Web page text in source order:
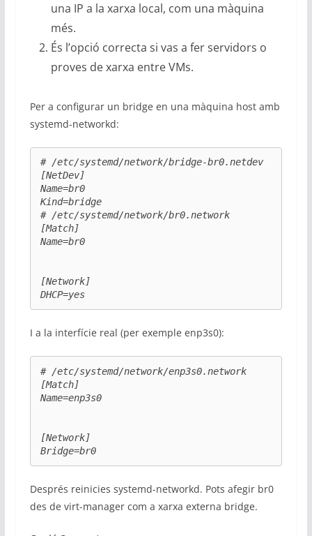
una IP a la xarxa local, com una màquina
més.
És l’opció correcta si vas a fer servidors o
proves de xarxa entre VMs.
Per a configurar un bridge en una màquina host amb
systemd-networkd:
# /etc/systemd/network/bridge-br0.netdev
[NetDev]
Name=br0
Kind=bridge
# /etc/systemd/network/br0.network
[Match]
Name=br0
[Network]
DHCP=yes
I a la interfície real (per exemple enp3s0):
# /etc/systemd/network/enp3s0.network
[Match]
Name=enp3s0
[Network]
Bridge=br0
Després reinicies systemd-networkd. Pots afegir br0
des de virt-manager com a xarxa externa bridge.